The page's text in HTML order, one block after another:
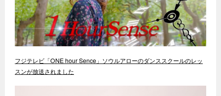
フジテレビ「ONE hour Sence」ソウルアローのダンススクールのレッ
スンが放送されました